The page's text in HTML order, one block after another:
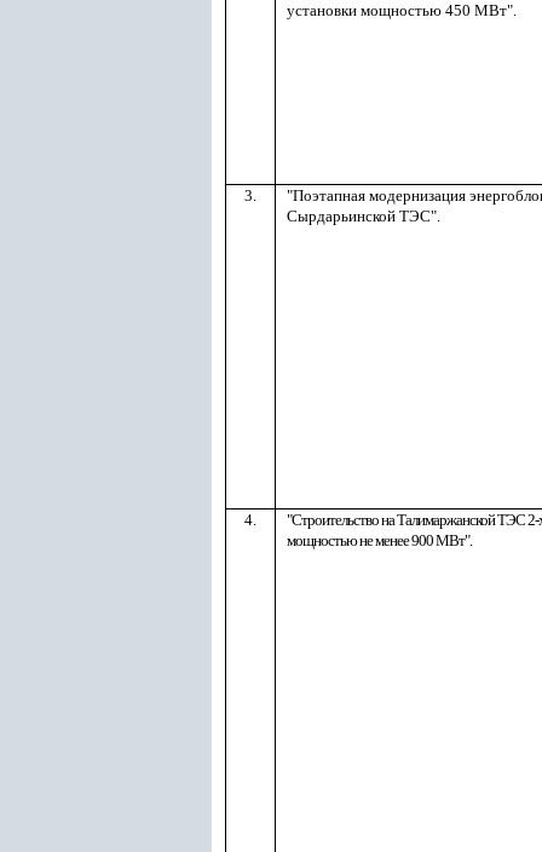
установки мощностью 450 МВт".
3. "Поэтапная модернизация
Сырдарьинской ТЭС".
4. "Строительство на Талимаржанской ТЭС
мощностью не менее 900 МВт".